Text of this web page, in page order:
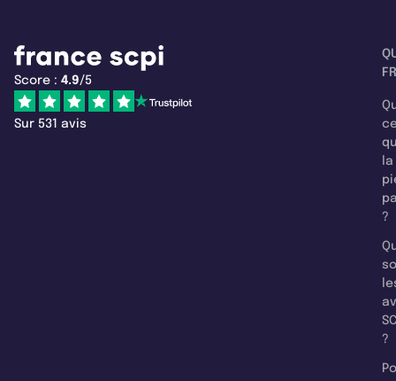
Score : 4.9/5
Sur 531 avis
la
?
?